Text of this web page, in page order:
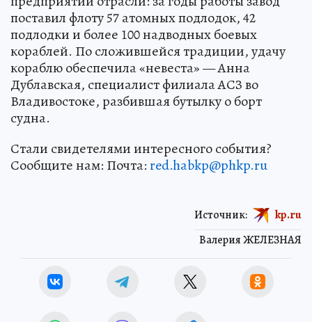
поставил флоту 57 атомных подлодок, 42
подлодки и более 100 надводных боевых
кораблей. По сложившейся традиции, удачу
кораблю обеспечила «невеста» — Анна
Дублавская, специалист филиала АСЗ во
Владивостоке, разбившая бутылку о борт
судна.
Стали свидетелями интересного события?
Сообщите нам: Почта:red.habkp@phkp.ru
Валерия ЖЕЛЕЗНАЯ
Источник: kp.ru